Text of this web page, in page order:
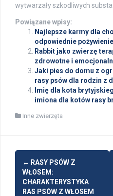
wytwarzały szkodliwych
Powiązane wpisy:
Najlepsze karmy dla
odpowiednie
Rabbit jako zwierzę
zdrowotne i
Jaki pies do domu z
rasy psów dla rodzin z
Imię dla kota
imiona dla kotów rasy
Inne zwierzęta
Post
navigation
← RASY PSÓW Z
WŁOSEM:
CHARAKTERYSTYKA
RAS PSÓW Z WŁOSEM